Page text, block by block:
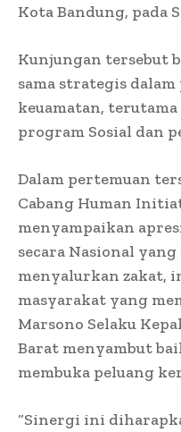
Kota Bandung, pada
Kunjungan tersebut
sama strategis
keuamatan,
program Sosial dan
Dalam pertemuan
Cabang Human
menyampaikan
secara Nasional
menyalurkan zakat,
masyarakat yang
Marsono Selaku
Barat menyambut
membuka peluang
“Sinergi ini